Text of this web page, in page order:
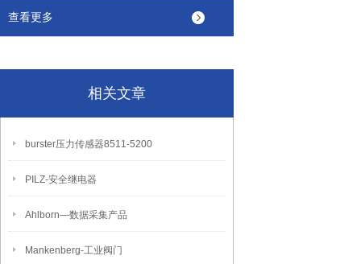
查看更多
相关文章
burster压力传感器8511-5200
PILZ-安全继电器
Ahlborn―数据采集产品
Mankenberg-工业阀门